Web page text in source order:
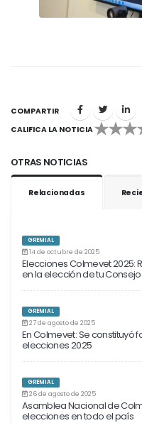
COMPARTIR
CALIFICA LA NOTICIA
1 2 3 4 5
OTRAS NOTICIAS
Relacionadas
GREMIAL
14 de octubre de 2025
Elecciones Colmevet 2025:
en la elección de tu
GREMIAL
27 de agosto de 2025
En Colmevet: Se constituyó
elecciones 2025
GREMIAL
26 de agosto de 2025
Asamblea Nacional de
elecciones en todo el país